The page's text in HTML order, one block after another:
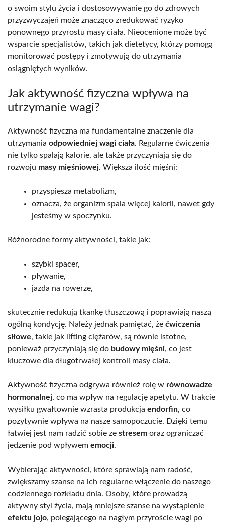
o swoim stylu życia i dostosowywanie go do zdrowych
przyzwyczajeń może znacząco zredukować ryzyko
ponownego przyrostu masy ciała. Nieocenione może być
wsparcie specjalistów, takich jak dietetycy, którzy pomogą
monitorować postępy i zmotywują do utrzymania
osiągniętych wyników.
Jak aktywność fizyczna wpływa na
utrzymanie wagi?
Aktywność fizyczna ma fundamentalne znaczenie dla
utrzymania odpowiedniej wagi ciała. Regularne ćwiczenia
nie tylko spalają kalorie, ale także przyczyniają się do
rozwoju masy mięśniowej. Większa ilość mięśni:
przyspiesza metabolizm,
oznacza, że organizm spala więcej kalorii, nawet gdy
jesteśmy w spoczynku.
Różnorodne formy aktywności, takie jak:
szybki spacer,
pływanie,
jazda na rowerze,
skutecznie redukują tkankę tłuszczową i poprawiają naszą
ogólną kondycję. Należy jednak pamiętać, że ćwiczenia
siłowe, takie jak lifting ciężarów, są równie istotne,
ponieważ przyczyniają się do budowy mięśni, co jest
kluczowe dla długotrwałej kontroli masy ciała.
Aktywność fizyczna odgrywa również rolę w równowadze
hormonalnej, co ma wpływ na regulację apetytu. W trakcie
wysiłku gwałtownie wzrasta produkcja endorfin, co
pozytywnie wpływa na nasze samopoczucie. Dzięki temu
łatwiej jest nam radzić sobie ze stresem oraz ograniczać
jedzenie pod wpływem emocji.
Wybierając aktywności, które sprawiają nam radość,
zwiększamy szanse na ich regularne włączenie do naszego
codziennego rozkładu dnia. Osoby, które prowadzą
aktywny styl życia, mają mniejsze szanse na wystąpienie
efektu jojo, polegającego na nagłym przyroście wagi po